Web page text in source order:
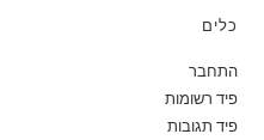
כלים
התחבר
פיד רשומות
פיד תגובות